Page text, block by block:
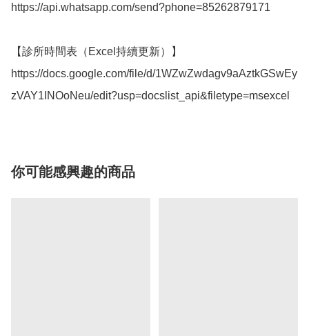
https://api.whatsapp.com/send?phone=85262879171
【診所時間表（Excel持續更新）】
https://docs.google.com/file/d/1WZwZwdagv9aAztkGSwEy
你可能感興趣的商品